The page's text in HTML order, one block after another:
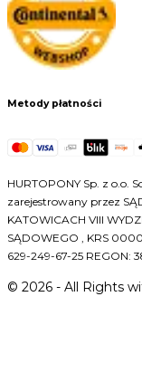
Metody płatności
HURTOPONY Sp. z o.o.
zarejestrowany przez
KATOWICACH VIII
SĄDOWEGO , KRS
629-249-67-25 REGON:
© 2026 - All Rights